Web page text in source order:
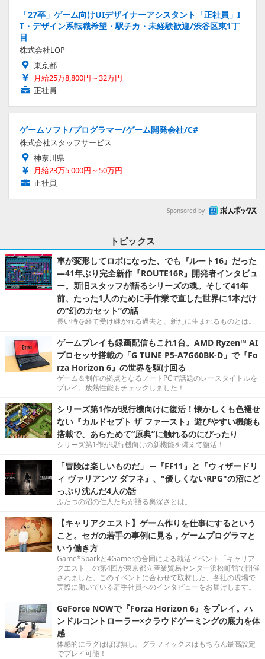
「27卒」ゲーム向けUIデザイナーアシスタント「正社員」I
T・デザイン系転職希望・駅チカ・未経験歓迎/渋谷区東1丁
目
株式会社LOP
東京都
月給25万8,800円～32万円
正社員
ゲームソフト/プログラマー/ゲーム開発会社/C#
株式会社スタッフサービス
神奈川県
月給23万5,000円～50万円
正社員
Sponsored by
トピックス
車が変形してロボになった、でも『ルート16』だった
―41年ぶり完全新作『ROUTE16R』開発者インタビュ
ー。新旧スタッフが語るシリーズの魂。そして41年
前、たった1人のために手作業で直した世界に1本だけ
の“幻のカセット”の話
長い時を経て受け継がれる過去と、新たに生まれるものとは。
ゲームプレイも録画配信もこれ1台。AMD Ryzen™ AI
プロセッサ搭載の「G TUNE P5-A7G60BK-D」で『Fo
rza Horizon 6』の世界を駆け回る
ゲーム＆制作の拠点となるノートPCで話題のレースタイトルを
プレイ。放熱性能もチェックしました！
シリーズ第1作が現行機向けに復活！懐かしくも色褪せ
ない『カルドセプト ザ ファースト』遊びやすい機能も
搭載で、あらためて“原典”に触れるのにぴったり
シリーズ第1作が現行機向けの新機能を備えて復活！
「冒険は楽しいものだ」 ─『FF11』と『ウィザードリ
ィ ヴァリアンツ ダフネ』、"優しくないRPG"の沼にど
っぷり沈んだ4人の話
ふたつの沼の住人たちが語る奥深さとは。
【キャリアクエスト】ゲーム作りを仕事にするという
こと。セガの若手の事例に見る，ゲームプログラマと
いう働き方
Game*Sparkと4Gamerの合同による就活イベント「キャリア
クエスト」の第4回が東京都立産業貿易センター浜松町館で開催
されました。このイベントに合わせて取材した、各社の現場で
実際に働いている若手社員へのインタビューをお届けします。
GeForce NOWで『Forza Horizon 6』をプレイ。ハ
ンドルコントローラー×クラウドゲーミングの底力を体
感
体感的にラグはほぼ無し。グラフィックスはもちろん最高設定
でプレイ可能！